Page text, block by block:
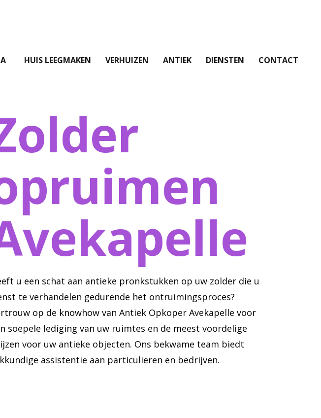
HUIS LEEGMAKEN VERHUIZEN ANTIEK DIENSTEN CONTACT
u een schat aan antieke pronkstukken op uw zolder die u
te verhandelen gedurende het ontruimingsproces?
op de knowhow van Antiek Opkoper Avekapelle voor
soepele lediging van uw ruimtes en de meest voordelige
voor uw antieke objecten. Ons bekwame team biedt
assistentie aan particulieren en bedrijven.